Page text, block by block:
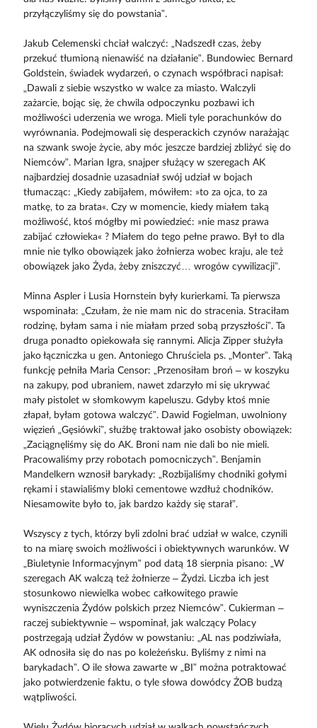
przyłączyliśmy się do powstania”.
Jakub Celemenski chciał walczyć: „Nadszedł czas, żeby
przekuć tłumioną nienawiść na działanie”. Bundowiec Bernard
Goldstein, świadek wydarzeń, o czynach współbraci napisał:
„Dawali z siebie wszystko w walce za miasto. Walczyli
zażarcie, bojąc się, że chwila odpoczynku pozbawi ich
możliwości uderzenia we wroga. Mieli tyle porachunków do
wyrównania. Podejmowali się desperackich czynów narażając
na szwank swoje życie, aby móc jeszcze bardziej zbliżyć się do
Niemców”. Marian Igra, snajper służący w szeregach AK
najbardziej dosadnie uzasadniał swój udział w bojach
tłumacząc: „Kiedy zabijałem, mówiłem: »to za ojca, to za
matkę, to za brata«. Czy w momencie, kiedy miałem taką
możliwość, ktoś mógłby mi powiedzieć: »nie masz prawa
zabijać człowieka« ? Miałem do tego pełne prawo. Był to dla
mnie nie tylko obowiązek jako żołnierza wobec kraju, ale też
obowiązek jako Żyda, żeby zniszczyć… wrogów cywilizacji”.
Minna Aspler i Lusia Hornstein były kurierkami. Ta pierwsza
wspominała: „Czułam, że nie mam nic do stracenia. Straciłam
rodzinę, byłam sama i nie miałam przed sobą przyszłości”. Ta
druga ponadto opiekowała się rannymi. Alicja Zipper służyła
jako łączniczka u gen. Antoniego Chruściela ps. „Monter”. Taką
funkcję pełniła Maria Censor: „Przenosiłam broń – w koszyku
na zakupy, pod ubraniem, nawet zdarzyło mi się ukrywać
mały pistolet w słomkowym kapeluszu. Gdyby ktoś mnie
złapał, byłam gotowa walczyć”. Dawid Fogielman, uwolniony
więzień „Gęsiówki”, służbę traktował jako osobisty obowiązek:
„Zaciągnęliśmy się do AK. Broni nam nie dali bo nie mieli.
Pracowaliśmy przy robotach pomocniczych”. Benjamin
Mandelkern wznosił barykady: „Rozbijaliśmy chodniki gołymi
rękami i stawialiśmy bloki cementowe wzdłuż chodników.
Niesamowite było to, jak bardzo każdy się starał”.
Wszyscy z tych, którzy byli zdolni brać udział w walce, czynili
to na miarę swoich możliwości i obiektywnych warunków. W
„Biuletynie Informacyjnym” pod datą 18 sierpnia pisano: „W
szeregach AK walczą też żołnierze – Żydzi. Liczba ich jest
stosunkowo niewielka wobec całkowitego prawie
wyniszczenia Żydów polskich przez Niemców”. Cukierman –
raczej subiektywnie – wspominał, jak walczący Polacy
postrzegają udział Żydów w powstaniu: „AL nas podziwiała,
AK odnosiła się do nas po koleżeńsku. Byliśmy z nimi na
barykadach”. O ile słowa zawarte w „BI” można potraktować
jako potwierdzenie faktu, o tyle słowa dowódcy ŻOB budzą
wątpliwości.